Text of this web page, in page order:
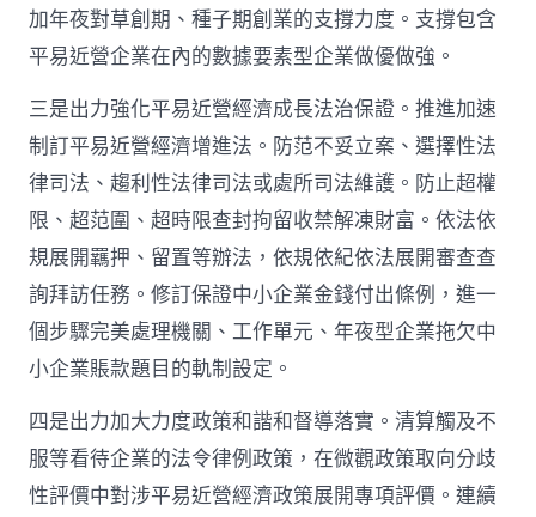
加年夜對草創期、種子期創業的支撐力度。支撐包含
平易近營企業在內的數據要素型企業做優做強。
三是出力強化平易近營經濟成長法治保證。推進加速
制訂平易近營經濟增進法。防范不妥立案、選擇性法
律司法、趨利性法律司法或處所司法維護。防止超權
限、超范圍、超時限查封拘留收禁解凍財富。依法依
規展開羈押、留置等辦法，依規依紀依法展開審查查
詢拜訪任務。修訂保證中小企業金錢付出條例，進一
個步驟完美處理機關、工作單元、年夜型企業拖欠中
小企業賬款題目的軌制設定。
四是出力加大力度政策和諧和督導落實。清算觸及不
服等看待企業的法令律例政策，在微觀政策取向分歧
性評價中對涉平易近營經濟政策展開專項評價。連續